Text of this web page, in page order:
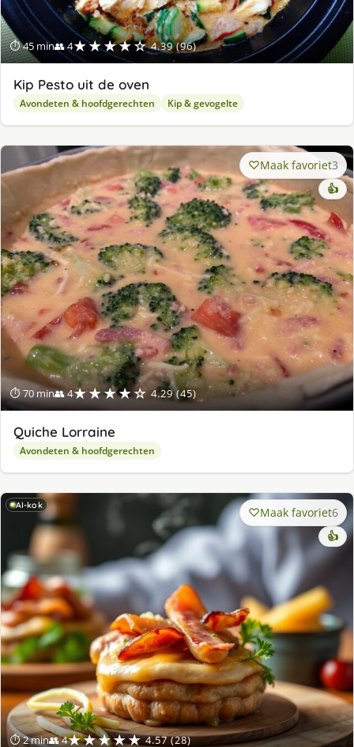
⏱ 45 min👥 4★★★★☆ 4.39 (96)
Kip Pesto uit de oven
Avondeten & hoofdgerechten Kip & gevogelte
⏱ 70 min👥 4★★★★☆ 4.29 (45)
Maak favoriet3
👍
Quiche Lorraine
Avondeten & hoofdgerechten
AI-kok
⏱ 2 min👥 4★★★★★ 4.57 (28)
Maak favoriet6
👍